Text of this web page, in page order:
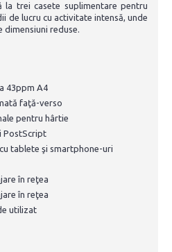
trei casete suplimentare pentru
de lucru cu activitate intensă, unde
dimensiuni reduse.
43ppm A4
faţă-verso
pentru hârtie
PostScript
tablete şi smartphone-uri
în reţea
în reţea
utilizat